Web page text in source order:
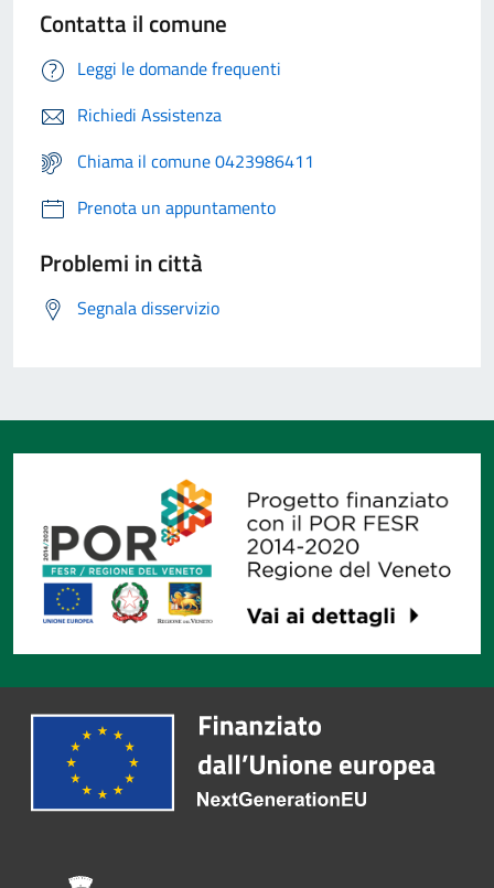
Contatta il comune
Leggi le domande frequenti
Richiedi Assistenza
Chiama il comune 0423986411
Prenota un appuntamento
Problemi in città
Segnala disservizio